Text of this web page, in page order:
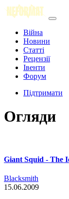
Війна
Новини
Статті
Рецензії
Івенти
Форум
Підтримати
Огляди
Giant Squid - The
Blacksmith
15.06.2009